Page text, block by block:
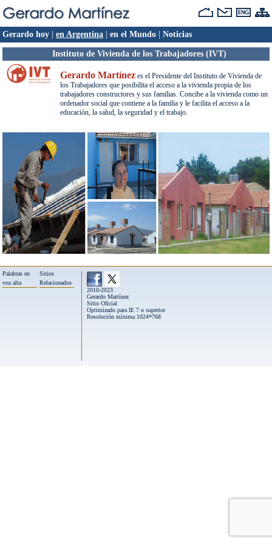
Gerardo hoy en Argentina en el Mundo Noticias
Instituto de Vivienda de los Trabajadores (IVT)
Gerardo Martínez es el Presidente del Instituto de Vivienda de
los Trabajadores que posibilita el acceso a la vivienda propia de los
trabajadores constructores y sus familias. Concibe a la vivienda como un
ordenador social que contiene a la familia y le facilita el acceso a la
educación, la salud, la seguridad y el trabajo.
, con más de 3.400 viviendas construidas y entregadas, desarrolla sus proyectos
con fondos, tierras e infraestructura, provenientes del Estado Nacional, los Estados
Provinciales y los Municipios y también con el impulso y respaldo de las 56 seccionales
de la UOCRA en todo el país.
Palabras en
voz alta
Sitios
Relacionados
2010-2023
Gerardo Martínez
Sitio Oficial
Optimizado para IE 7 o superior
Resolución mínima 1024*768